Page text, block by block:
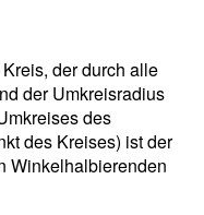
der durch alle
der Umkreisradius
des
des Kreises) ist der
Winkelhalbierenden